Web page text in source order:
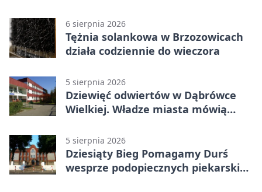
6 sierpnia 2026
Tężnia solankowa w Brzozowicach
działa codziennie do wieczora
5 sierpnia 2026
Dziewięć odwiertów w Dąbrówce
Wielkiej. Władze miasta mówią
5 sierpnia 2026
Dziesiąty Bieg Pomagamy Durś
wesprze podopiecznych piekarskich